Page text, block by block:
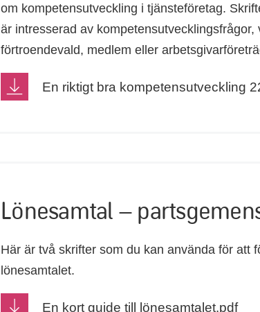
om kompetensutveckling i tjänsteföretag.
är intresserad av kompetensutvecklingsfrågor,
förtroendevald, medlem eller
En riktigt bra kompetensutveckling
Lönesamtal –
Här är två skrifter som du kan använda för att
lönesamtalet.
En kort guide till lönesamtalet.pdf